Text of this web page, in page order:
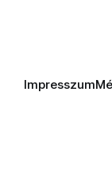
Impresszum